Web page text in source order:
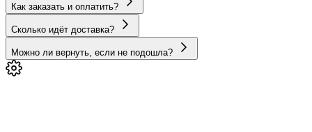
Как заказать и оплатить?
Сколько идёт доставка?
Можно ли вернуть, если не подошла?